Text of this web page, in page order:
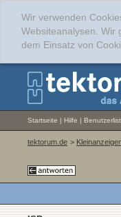
Wir verwenden
Websiteanalysen. Wir
dem Einsatz von
Startseite | Hilfe |
tektorum.de >